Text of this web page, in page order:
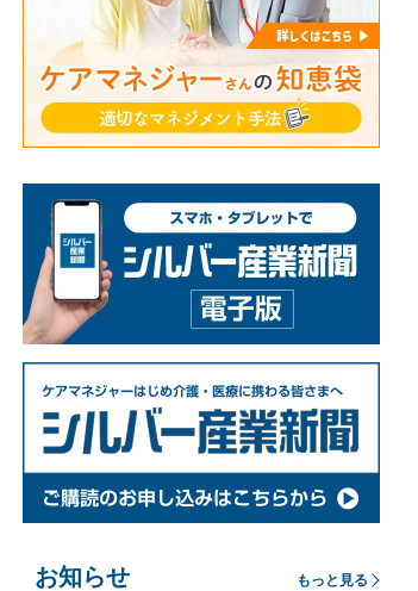
お知らせ もっと見る